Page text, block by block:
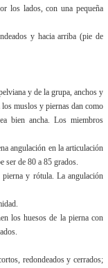
los lados, con una pequeña
y hacia arriba (pie de
y de la grupa, anchos y
muslos y piernas dan como
bien ancha. Los miembros
angulación en la articulación
ser de 80 a 85 grados.
y rótula. La angulación
los huesos de la pierna con
redondeados y cerrados;